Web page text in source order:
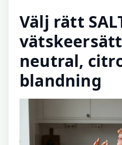
Välj rätt
neutral,
blandning